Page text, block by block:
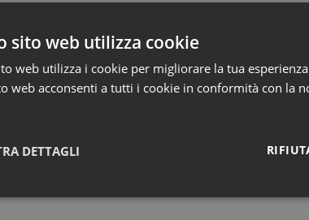
sito web utilizza cookie
web utilizza i cookie per migliorare la tua
web acconsenti a tutti i cookie in conformità con la
DETTAGLI
Necessari Statistici